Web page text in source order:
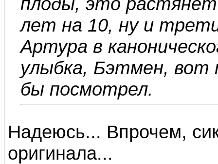
лет на 10, ну и
Артура в
улыбка, Бэтмен, вот
бы посмотрел.
Надеюсь... Впрочем,
оригинала...